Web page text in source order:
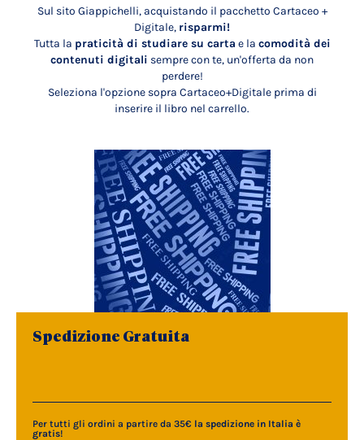
Sul sito Giappichelli, acquistando il pacchetto Cartaceo +
Digitale, risparmi!
Tutta la praticità di studiare su carta e la comodità dei
contenuti digitali sempre con te, un'offerta da non
perdere!
Seleziona l'opzione sopra Cartaceo+Digitale prima di
inserire il libro nel carrello.
Spedizione Gratuita
Per tutti gli ordini a partire da 35€ la spedizione in Italia è
gratis!